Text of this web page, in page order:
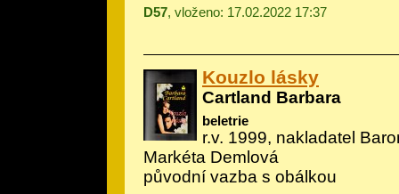
D57, vloženo: 17.02.2022 17:37
Kouzlo lásky
Cartland Barbara
beletrie
r.v. 1999, nakladatel
Markéta Demlová
původní vazba s obálkou